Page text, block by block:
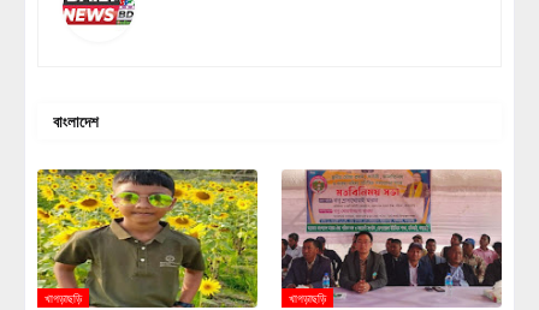
বাংলাদেশ
খাগড়াছড়ি খাগড়াছড়ি